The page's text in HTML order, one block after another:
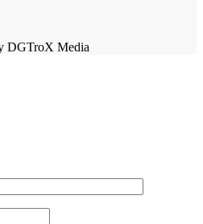
DGTroX Media